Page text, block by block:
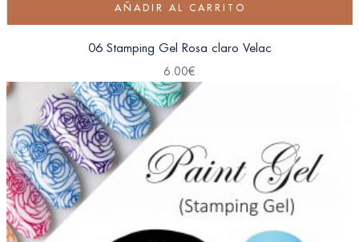
AÑADIR AL CARRITO
06 Stamping Gel Rosa claro Velac
6.00€